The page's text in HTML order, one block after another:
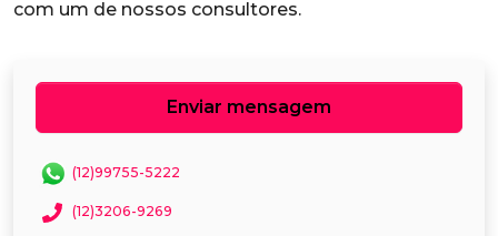
Enviar mensagem
(12)99755-5222
(12)3206-9269